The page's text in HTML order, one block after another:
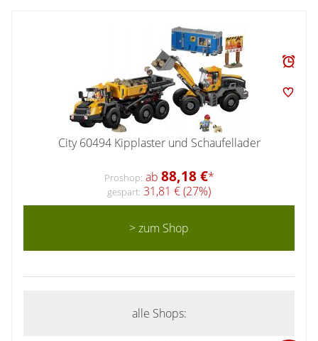
City 60494 Kipplaster und Schaufellader
Proshop: ab 88,18 €*
gespart: 31,81 € (27%)
> zum Shop
alle Shops: